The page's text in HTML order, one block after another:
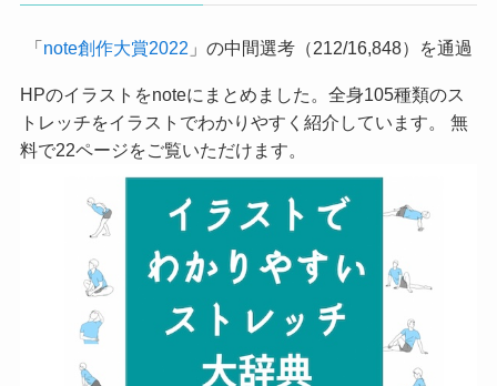
「 note創作大賞2022 」の中間選考（212/16,848）を通過
HPのイラストをnoteにまとめました。全身105種類のス
トレッチをイラストでわかりやすく紹介しています。 無
料で22ページをご覧いただけます。